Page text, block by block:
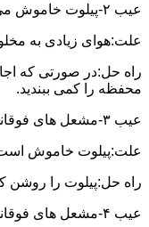
عیب ۲-پیلوت خاموش می شود.
علت:هوای زیادی به
راه حل:در صورتی که
محفظه را کمی ببندید.
عیب ۳-مشعل های فوقانی اجاق گاز روشن نمی شود.
علت:پیلوت خاموش
راه حل:پیلوت را روشن
عیب ۴-مشعل های فوقانی اجاق روشن نمی شود